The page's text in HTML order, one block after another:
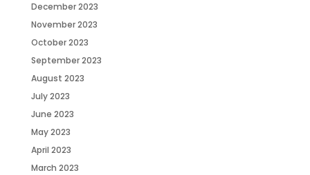
December 2023
November 2023
October 2023
September 2023
August 2023
July 2023
June 2023
May 2023
April 2023
March 2023